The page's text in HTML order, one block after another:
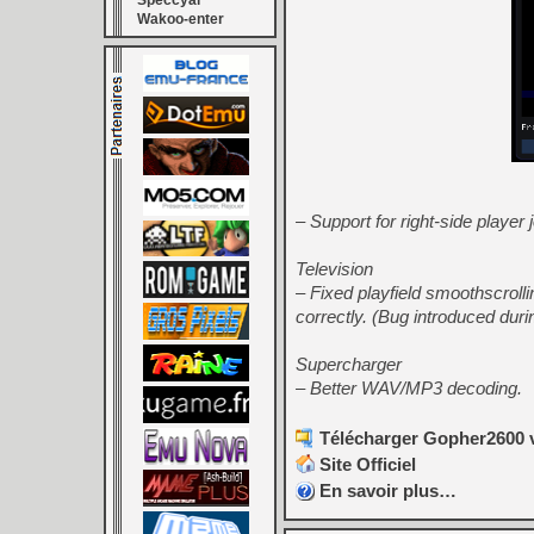
Wakoo-enter
– Support for right-side player
Television
– Fixed playfield
correctly. (Bug introduced
Supercharger
– Better WAV/MP3 decoding.
Télécharger Gopher2600
Site Officiel
En savoir plus…